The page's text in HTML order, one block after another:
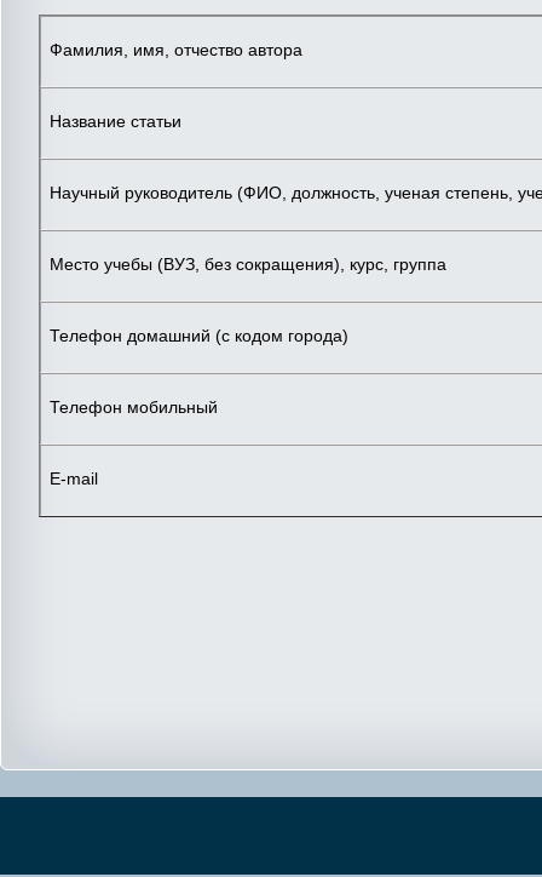
Фамилия, имя, отчество автора
Название статьи
Научный руководитель (ФИО, должность, ученая степень,
Место учебы (ВУЗ, без сокращения), курс, группа
Телефон домашний (с кодом города)
Телефон мобильный
E-mail